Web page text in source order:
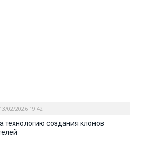
13/02/2026 19:42
технологию создания клонов